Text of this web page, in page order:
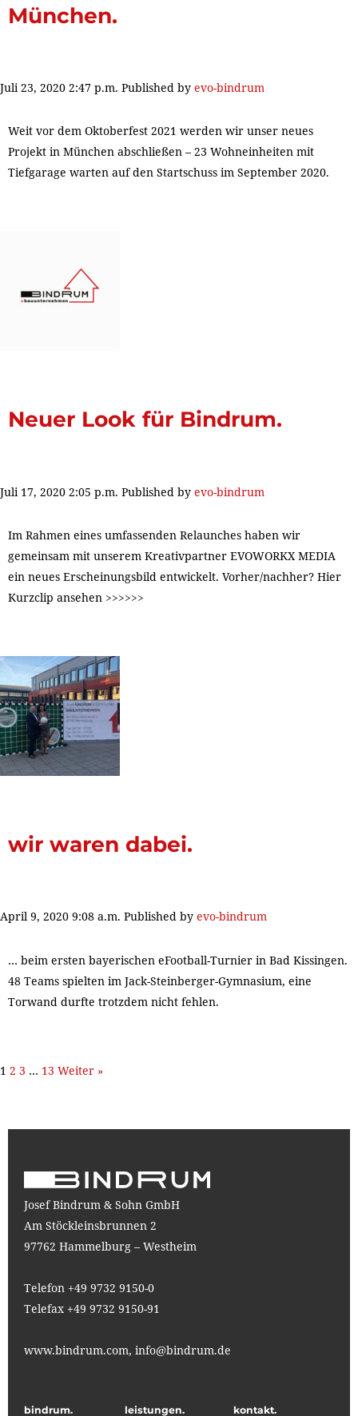
München.
Juli 23, 2020 2:47 p.m. Published by evo-bindrum
Weit vor dem Oktoberfest 2021 werden wir unser neues
Projekt in München abschließen – 23 Wohneinheiten mit
Tiefgarage warten auf den Startschuss im September 2020.
Neuer Look für Bindrum.
Juli 17, 2020 2:05 p.m. Published by evo-bindrum
Im Rahmen eines umfassenden Relaunches haben wir
gemeinsam mit unserem Kreativpartner EVOWORKX MEDIA
ein neues Erscheinungsbild entwickelt. Vorher/nachher? Hier
Kurzclip ansehen >>>>>>
wir waren dabei.
April 9, 2020 9:08 a.m. Published by evo-bindrum
… beim ersten bayerischen eFootball-Turnier in Bad Kissingen.
48 Teams spielten im Jack-Steinberger-Gymnasium, eine
Torwand durfte trotzdem nicht fehlen.
1 2 3 … 13 Weiter »
Josef Bindrum & Sohn GmbH
Am Stöckleinsbrunnen 2
97762 Hammelburg – Westheim
Telefon +49 9732 9150-0
Telefax +49 9732 9150-91
www.bindrum.com, info@bindrum.de
bindrum. leistungen. kontakt.